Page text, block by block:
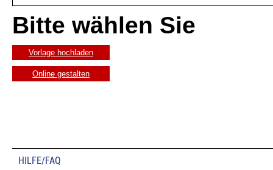
Bitte wählen Sie
Vorlage hochladen
Online gestalten
HILFE/FAQ